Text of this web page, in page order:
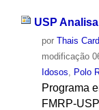
USP
por Thais
modificação
Idosos
Polo
Programa
FMRP-